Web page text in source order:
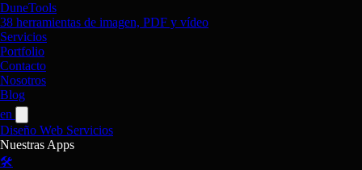
DuneTools
38 herramientas de imagen, PDF y vídeo
Servicios
Portfolio
Contacto
Nosotros
Blog
en
Diseño Web Servicios
Nuestras Apps
🛠️